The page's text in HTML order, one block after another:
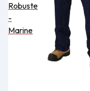
Robuste
-
Marine